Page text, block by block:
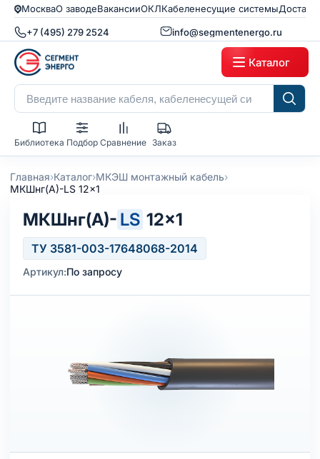
МоскваО заводеВакансииОКЛКабеленесущие системы
+7 (495) 279 2524 info@segmentenergo.ru
Каталог
Библиотека Подбор Сравнение Заказ
Главная›Каталог›МКЭШ монтажный кабель›
МКШнг(А)-LS 12x1
МКШнг(А)- LS 12×1
ТУ 3581-003-17648068-2014
Артикул:По запросу